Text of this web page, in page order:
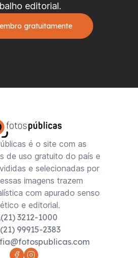
editorial.
gratuitamente
é o site com as
de uso gratuito do país e
e selecionadas por
imagens trazem
com apurado senso
e editorial.
(21) 3212-1000
(21) 99915-2383